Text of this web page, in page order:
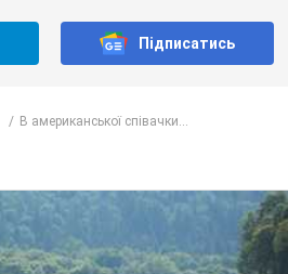
Підписатись
В американської співачки...